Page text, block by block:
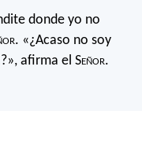
donde yo no
. «¿Acaso no soy
afirma el Señor.